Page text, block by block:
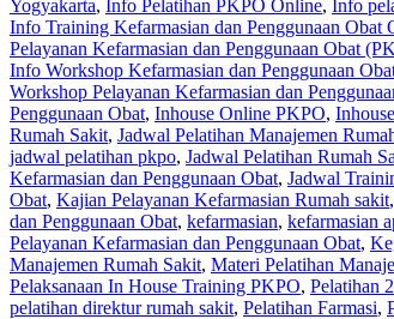
Yogyakarta, Info Pelatihan PKPO Online, Info
Info Training Kefarmasian dan Penggunaan Obat
Pelayanan Kefarmasian dan Penggunaan Obat
Info Workshop Kefarmasian dan Penggunaan
Workshop Pelayanan Kefarmasian dan
Penggunaan Obat, Inhouse Online PKPO,
Rumah Sakit, Jadwal Pelatihan Manajemen
jadwal pelatihan pkpo, Jadwal Pelatihan Rumah
Kefarmasian dan Penggunaan Obat, Jadwal
Obat, Kajian Pelayanan Kefarmasian Rumah sakit,
dan Penggunaan Obat, kefarmasian, kefarmasian
Pelayanan Kefarmasian dan Penggunaan Obat,
Manajemen Rumah Sakit, Materi Pelatihan
Pelaksanaan In House Training PKPO, Pelatihan
pelatihan direktur rumah sakit, Pelatihan Farmasi,